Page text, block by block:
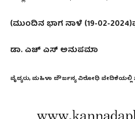
(ಮುಂದಿನ ಭಾಗ ನಾಳೆ (19-02-
ಡಾ. ಎಚ್‌ ಎಸ್‌ ಅನುಪಮಾ
ವೈದ್ಯರು, ಮಹಿಳಾ ದೌರ್ಜನ್ಯ ವಿರೋಧಿ ವೇದಿಕೆಯಲ್ಲಿ